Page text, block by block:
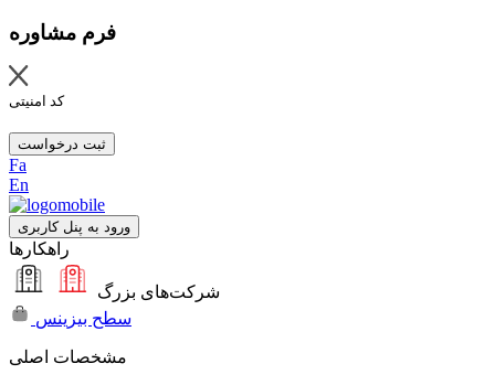
فرم مشاوره
کد امنیتی
ثبت درخواست
Fa
En
ورود به پنل کاربری
راهکارها
شرکت‌های بزرگ
سطح بیزینس
مشخصات اصلی